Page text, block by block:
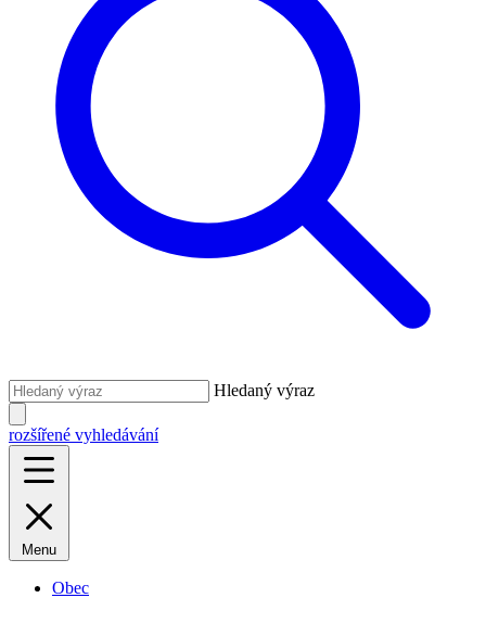
Hledaný výraz
rozšířené vyhledávání
Menu
Obec